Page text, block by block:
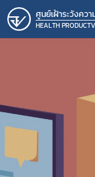
ศูนย์เฝ้าระวังค
HEALTH